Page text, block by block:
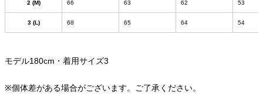
2 (M) 66 63 62 53
3 (L) 68 65 64 54
モデル180cm・着用サイズ3
※個体差がある場合がございます。ご了承ください。